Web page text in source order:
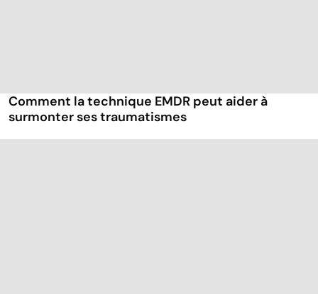
Comment la technique EMDR peut aider à
surmonter ses traumatismes